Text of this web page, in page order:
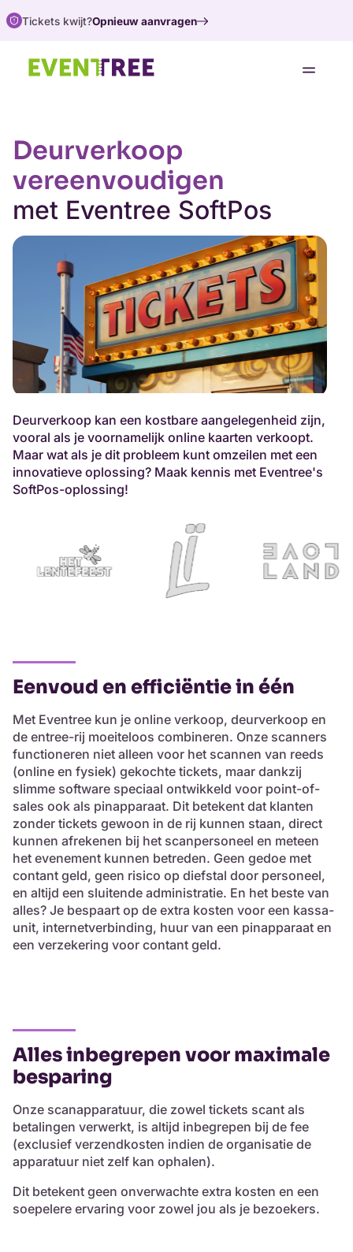
Tickets kwijt?Opnieuw aanvragen
Over ons
Koop tickets
Deurverkoop
vereenvoudigen
met Eventree SoftPos
Deurverkoop kan een kostbare aangelegenheid zijn,
vooral als je voornamelijk online kaarten verkoopt.
Maar wat als je dit probleem kunt omzeilen met een
innovatieve oplossing? Maak kennis met Eventree's
SoftPos-oplossing!
Eenvoud en efficiëntie in één
Met Eventree kun je online verkoop, deurverkoop en
de entree-rij moeiteloos combineren. Onze scanners
functioneren niet alleen voor het scannen van reeds
(online en fysiek) gekochte tickets, maar dankzij
slimme software speciaal ontwikkeld voor point-of-
sales ook als pinapparaat. Dit betekent dat klanten
zonder tickets gewoon in de rij kunnen staan, direct
kunnen afrekenen bij het scanpersoneel en meteen
het evenement kunnen betreden. Geen gedoe met
contant geld, geen risico op diefstal door personeel,
en altijd een sluitende administratie. En het beste van
alles? Je bespaart op de extra kosten voor een kassa-
unit, internetverbinding, huur van een pinapparaat en
een verzekering voor contant geld.
Alles inbegrepen voor maximale
besparing
Onze scanapparatuur, die zowel tickets scant als
betalingen verwerkt, is altijd inbegrepen bij de fee
(exclusief verzendkosten indien de organisatie de
apparatuur niet zelf kan ophalen).
Dit betekent geen onverwachte extra kosten en een
soepelere ervaring voor zowel jou als je bezoekers.